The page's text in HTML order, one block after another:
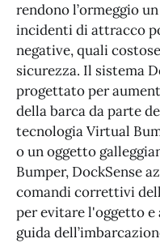
rendono l’ormeggio
incidenti di attracco
negative, quali
sicurezza. Il sistema
progettato per
della barca da parte
tecnologia Virtual
o un oggetto
Bumper, DockSense
comandi correttivi
per evitare l'oggetto
guida